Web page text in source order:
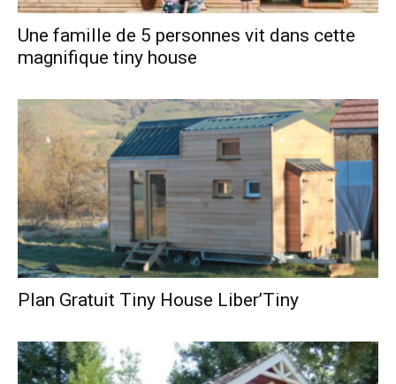
Une famille de 5 personnes vit dans cette
magnifique tiny house
Plan Gratuit Tiny House Liber’Tiny